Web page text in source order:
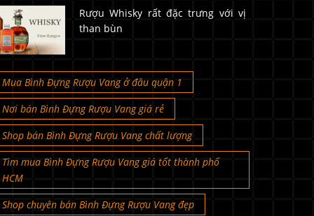
Rượu Whisky rất đặc trưng với vị
than bùn
Mua Bình Đựng Rượu Vang ở đâu quận 1
Nơi bán Bình Đựng Rượu Vang giá rẻ
Shop bán Bình Đựng Rượu Vang chất lượng
Tìm mua Bình Đựng Rượu Vang giá tốt thành phố
HCM
Shop chuyên bán Bình Đựng Rượu Vang đẹp